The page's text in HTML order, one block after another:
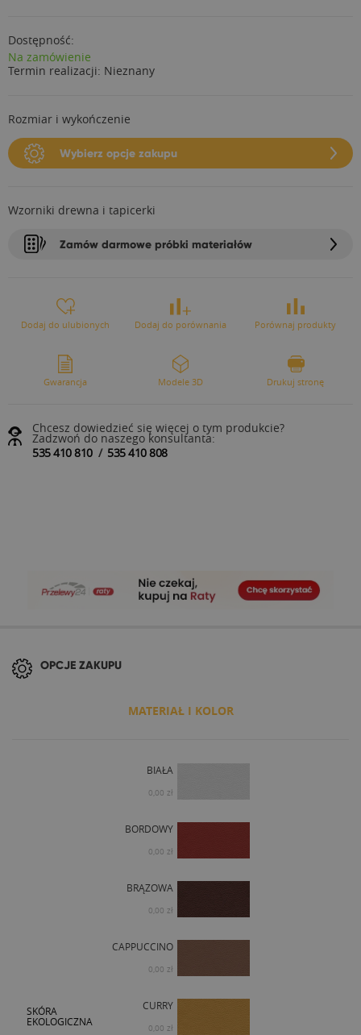
Dostępność:
Na zamówienie
Termin realizacji: Nieznany
Rozmiar i wykończenie
Wybierz opcje zakupu
Wzorniki drewna i tapicerki
Zamów darmowe próbki materiałów
Dodaj do ulubionych Dodaj do porównania Porównaj produkty
Gwarancja Modele 3D Drukuj stronę
Chcesz dowiedzieć się więcej o tym produkcie?
Zadzwoń do naszego konsultanta:
535 410 810/ 535 410 808
OPCJE ZAKUPU
MATERIAŁ I KOLOR
SKÓRA
EKOLOGICZNA
BIAŁA
0,00 zł
BORDOWY
0,00 zł
BRĄZOWA
0,00 zł
CAPPUCCINO
0,00 zł
CURRY
0,00 zł